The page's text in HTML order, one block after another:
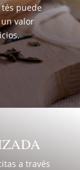
puede
valor
a través